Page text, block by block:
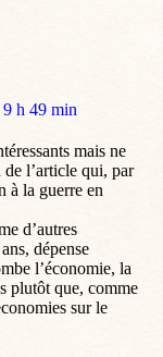
h 49 min
mais ne
de l’article qui, par
à la guerre en
d’autres
dépense
l’économie, la
plutôt que, comme
sur le